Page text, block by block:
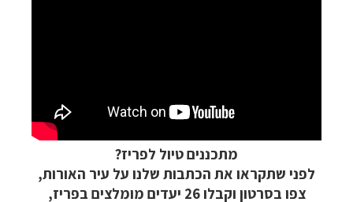
מתכננים טיול לפריז?
לפני שתקראו את הכתבות שלנו על עיר האורות,
צפו בסרטון וקבלו 26 יעדים מומלצים בפריז,